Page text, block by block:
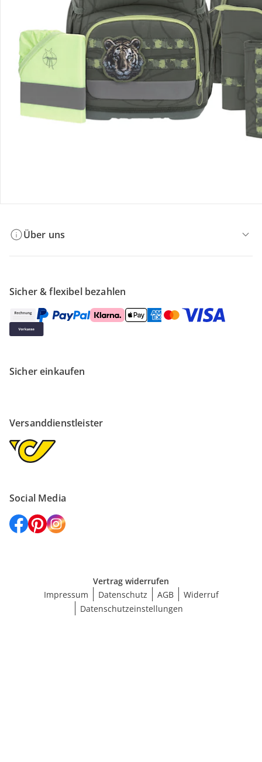
Bestellung & Lieferung
Retoure & Reklamation
Gutscheine & Aktionen
Über uns
Sicher & flexibel bezahlen
Sicher einkaufen
Versanddienstleister
Social Media
Vertrag widerrufen
Impressum
Datenschutz AGB
Widerruf
Datenschutzeinstellungen